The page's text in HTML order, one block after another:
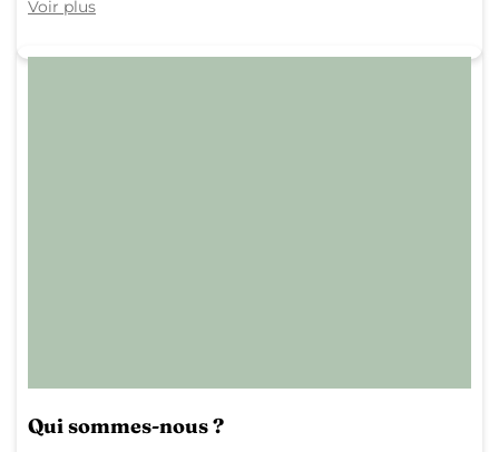
Voir plus
Qui sommes-nous ?